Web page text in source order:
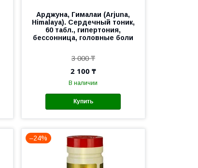
Арджуна, Гималаи (Arjuna,
Himalaya). Сердечный тоник,
60 табл., гипертония,
бессонница, головные боли
3 000 ₸
2 100 ₸
В наличии
Купить
–24%